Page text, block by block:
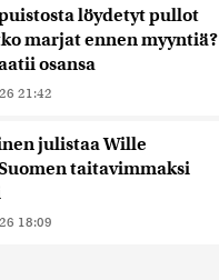
löydetyt pullot
marjat ennen myyntiä?
osansa
21:42
julistaa Wille
taitavimmaksi
18:09